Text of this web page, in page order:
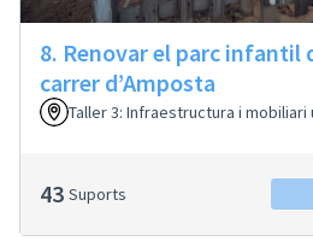
8. Renovar el parc infantil
carrer d’Amposta
Taller 3: Infraestructura i mobiliari
43 Suports